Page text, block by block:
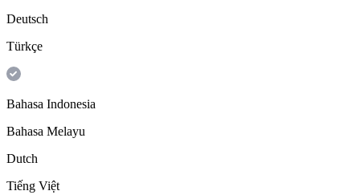
Deutsch
Türkçe
Bahasa Indonesia
Bahasa Melayu
Dutch
Tiếng Việt